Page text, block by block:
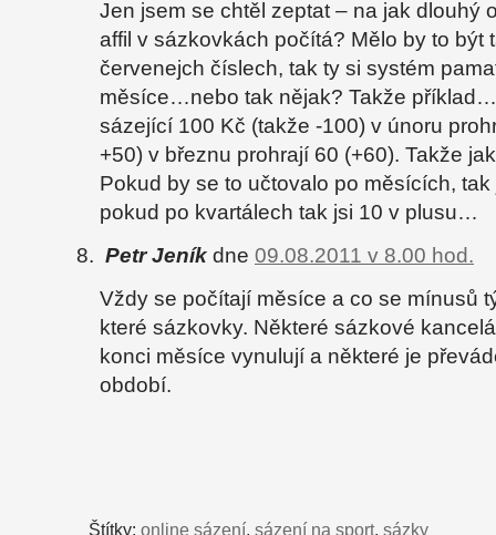
Jen jsem se chtěl zeptat – na jak dlouhý
affil v sázkovkách počítá? Mělo by to být
červenejch číslech, tak ty si systém
měsíce…nebo tak nějak? Takže
sázející 100 Kč (takže -100) v únoru
+50) v březnu prohrají 60 (+60). Takže
Pokud by se to učtovalo po měsících,
pokud po kvartálech tak jsi 10 v plusu…
Petr Jeník dne 09.08.2011 v 8.00 hod.
Vždy se počítají měsíce a co se mínusů
které sázkovky. Některé sázkové
konci měsíce vynulují a některé je
období.
Štítky: online sázení, sázení na sport, sázky